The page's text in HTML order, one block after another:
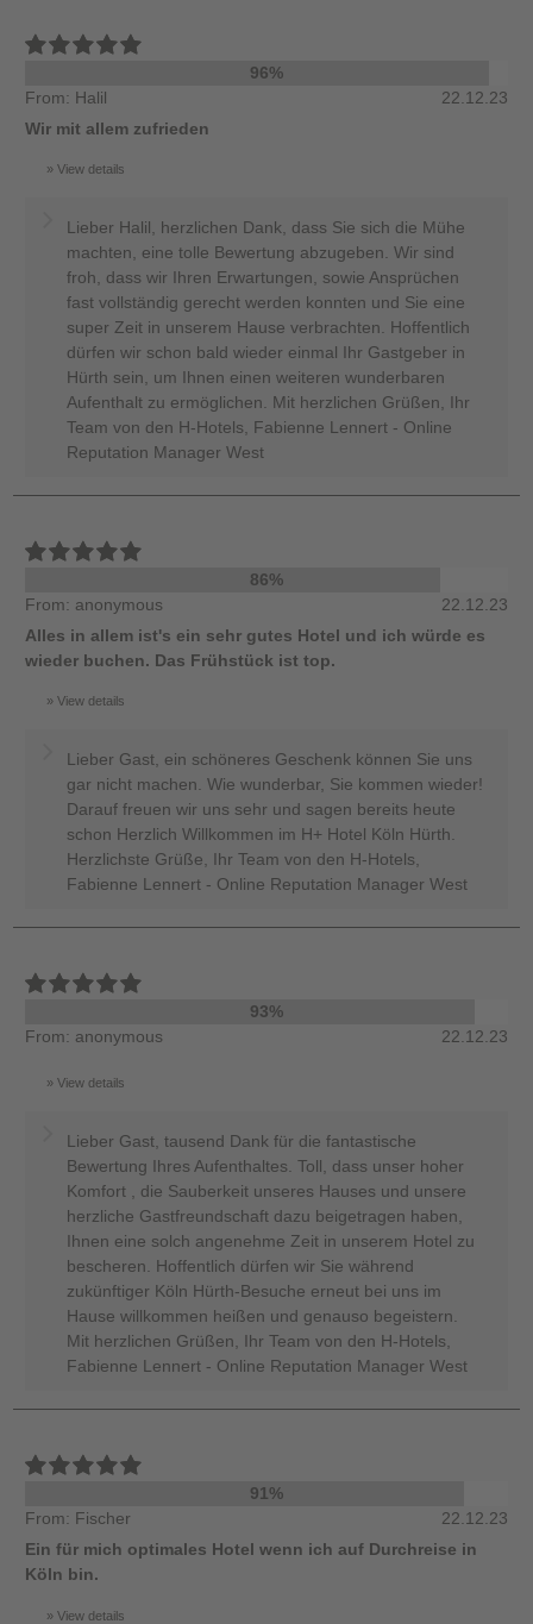
96%
From: Halil
22.12.23
Wir mit allem zufrieden
View details
Lieber Halil, herzlichen Dank, dass Sie sich die Mühe
machten, eine tolle Bewertung abzugeben. Wir sind
froh, dass wir Ihren Erwartungen, sowie Ansprüchen
fast vollständig gerecht werden konnten und Sie eine
super Zeit in unserem Hause verbrachten. Hoffentlich
dürfen wir schon bald wieder einmal Ihr Gastgeber in
Hürth sein, um Ihnen einen weiteren wunderbaren
Aufenthalt zu ermöglichen. Mit herzlichen Grüßen, Ihr
Team von den H-Hotels, Fabienne Lennert - Online
Reputation Manager West
86%
From: anonymous
22.12.23
Alles in allem ist's ein sehr gutes Hotel und ich würde es
wieder buchen. Das Frühstück ist top.
View details
Lieber Gast, ein schöneres Geschenk können Sie uns
gar nicht machen. Wie wunderbar, Sie kommen wieder!
Darauf freuen wir uns sehr und sagen bereits heute
schon Herzlich Willkommen im H+ Hotel Köln Hürth.
Herzlichste Grüße, Ihr Team von den H-Hotels,
Fabienne Lennert - Online Reputation Manager West
93%
From: anonymous
22.12.23
View details
Lieber Gast, tausend Dank für die fantastische
Bewertung Ihres Aufenthaltes. Toll, dass unser hoher
Komfort , die Sauberkeit unseres Hauses und unsere
herzliche Gastfreundschaft dazu beigetragen haben,
Ihnen eine solch angenehme Zeit in unserem Hotel zu
bescheren. Hoffentlich dürfen wir Sie während
zukünftiger Köln Hürth-Besuche erneut bei uns im
Hause willkommen heißen und genauso begeistern.
Mit herzlichen Grüßen, Ihr Team von den H-Hotels,
Fabienne Lennert - Online Reputation Manager West
91%
From: Fischer
22.12.23
Ein für mich optimales Hotel wenn ich auf Durchreise in
Köln bin.
View details